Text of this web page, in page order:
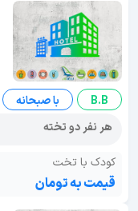
B.B
با صبحانه
هر نفر دو تخته
کودک با تخت
قیمت به تومان